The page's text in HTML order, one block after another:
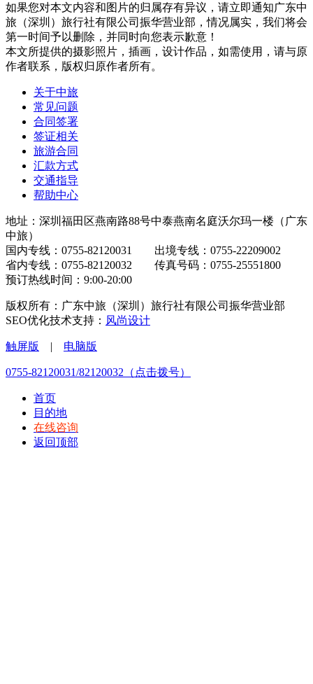
如果您对本文内容和图片的归属存有异议，请立即通知广东中
旅（深圳）旅行社有限公司振华营业部，情况属实，我们将会
第一时间予以删除，并同时向您表示歉意！
本文所提供的摄影照片，插画，设计作品，如需使用，请与原
作者联系，版权归原作者所有。
关于中旅
常见问题
合同签署
签证相关
旅游合同
汇款方式
交通指导
帮助中心
地址：深圳福田区燕南路88号中泰燕南名庭沃尔玛一楼（广东
中旅）
国内专线：0755-82120031 出境专线：0755-22209002
省内专线：0755-82120032 传真号码：0755-25551800
预订热线时间：9:00-20:00
版权所有：广东中旅（深圳）旅行社有限公司振华营业部
SEO优化技术支持： 风尚设计
触屏版 | 电脑版
0755-82120031/82120032（点击拨号）
首页
目的地
在线咨询
返回顶部